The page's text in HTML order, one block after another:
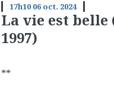
17h10 06 oct. 2024
La vie est
1997)
**